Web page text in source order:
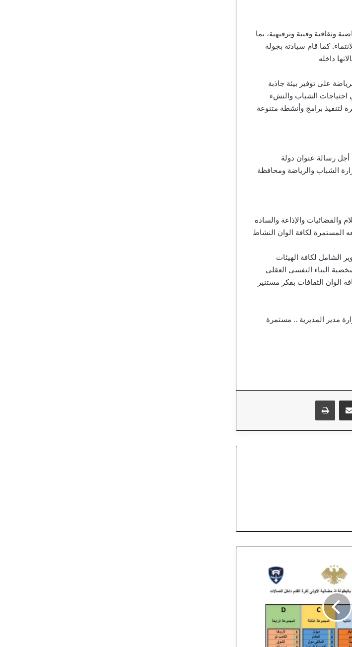
وثقافية وفنية وترفيهية، بما
كما قام سيادته بجولة
داخله
على توفير بيئة جاذبة
احتياجات الشباب والنشء
لتنفيذ برامج وأنشطة متنوعة
أجل رسالة عنوان دولة
الشباب والرياضة ومحافظة
والفضائيات والإذاعة والساده
المستمرة لكافة الوان النشاط
الشامل لكافة الهيئات
البناء النفسى العقلى
الوان الثقافات بفكر مستنير
مدير المديرية .. مستمرة